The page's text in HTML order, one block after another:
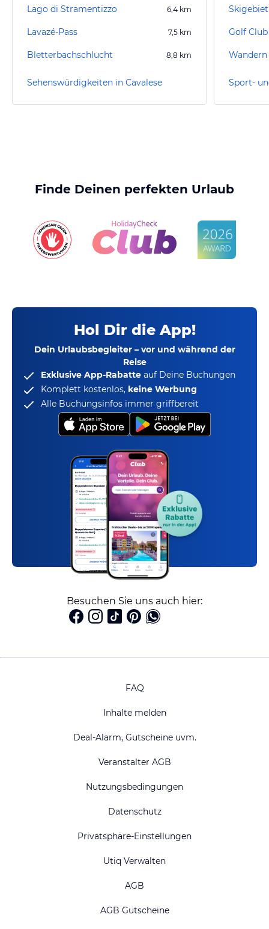
Lago di Stramentizzo 6,4 km
Lavazé-Pass 7,5 km
Bletterbachschlucht 8,8 km
Sehenswürdigkeiten in Cavalese
Golf
Finde Deinen perfekten Urlaub
Hol Dir die App!
Dein Urlaubsbegleiter – vor und während der
Reise
Exklusive App-Rabatte auf Deine Buchungen
Komplett kostenlos, keine Werbung
Alle Buchungsinfos immer griffbereit
Besuchen Sie uns auch hier:
FAQ
Inhalte melden
Deal-Alarm, Gutscheine uvm.
Veranstalter AGB
Nutzungsbedingungen
Datenschutz
Privatsphäre-Einstellungen
Utiq Verwalten
AGB
AGB Gutscheine